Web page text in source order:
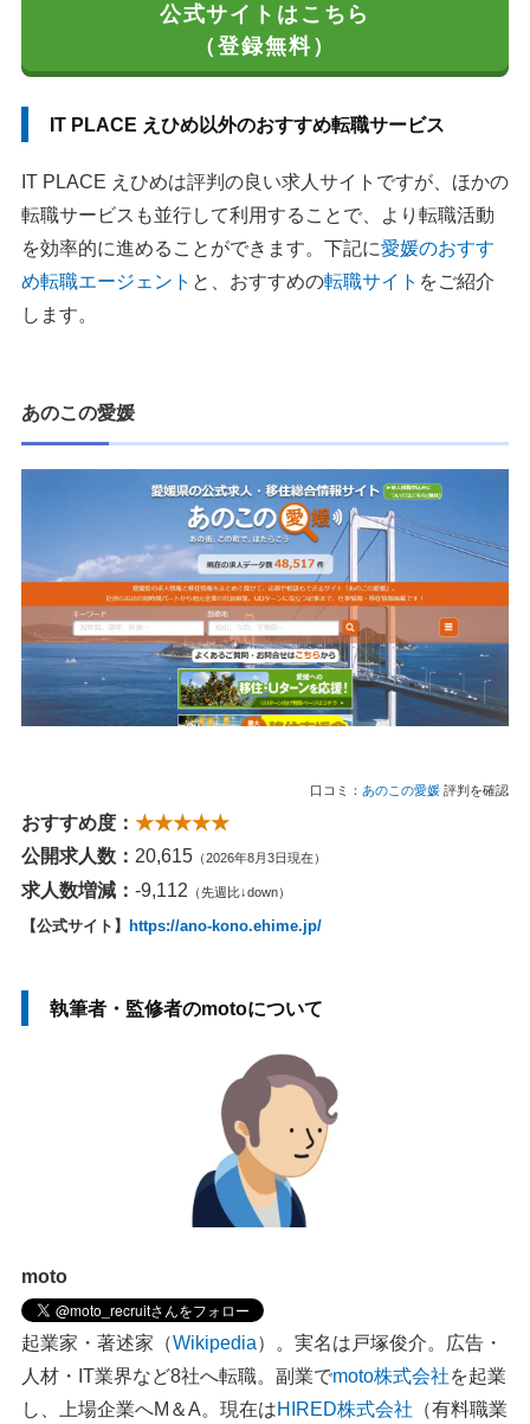
公式サイトはこちら
（登録無料）
IT PLACE えひめ以外のおすすめ転職サービス
IT PLACE えひめは評判の良い求人サイトですが、ほかの
転職サービスも並行して利用することで、より転職活動
を効率的に進めることができます。下記に愛媛のおすす
め転職エージェント と、おすすめの転職サイト をご紹介
します。
あのこの愛媛
口コミ： あのこの愛媛 評判を確認
おすすめ度： ★★★★★
公開求人数： 20,615 （2026年8月3日現在）
求人数増減： -9,112 （先週比↓down）
【公式サイト】 https://ano-kono.ehime.jp/
執筆者・監修者のmotoについて
moto
起業家・著述家（Wikipedia）。実名は戸塚俊介。広告・
人材・IT業界など8社へ転職。副業でmoto株式会社を起業
し、上場企業へM＆A。現在はHIRED株式会社 （有料職業